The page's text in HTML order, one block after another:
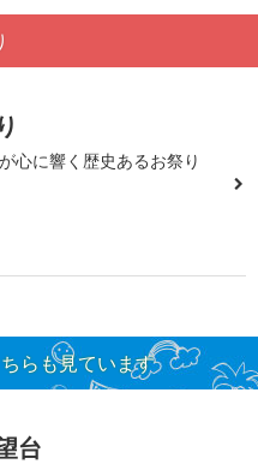
心に響く歴史あるお祭り
らも見ています
台